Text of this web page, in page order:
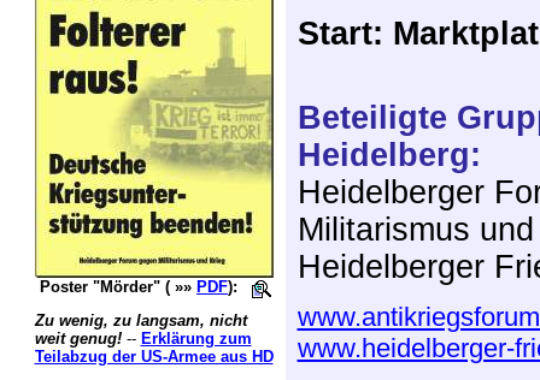
Poster "Mörder" ( »» PDF):
Zu wenig, zu langsam, nicht
weit genug!-- Erklärung zum
Teilabzug der US-Armee aus HD
Start:
Beteiligte
Heidelberg:
Heidelberger
Militarismus
Heidelberger
www.heidelberger-